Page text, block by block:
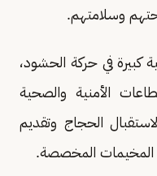
وسلامتهم.
في حركة الحشود،
الأمنية والصحية
الحجاج وتقديم
المخيمات المخصصة.